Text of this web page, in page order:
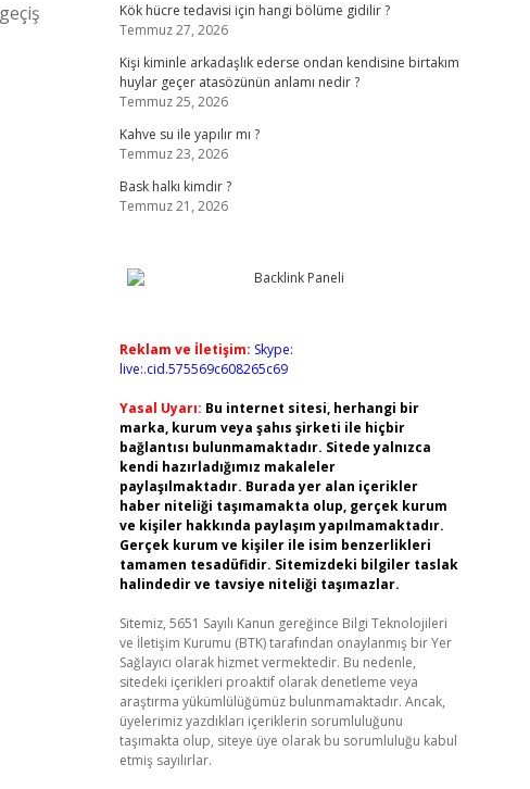
Kök hücre tedavisi için hangi bölüme gidilir ?
Temmuz 27, 2026
Kişi kiminle arkadaşlık ederse ondan kendisine birtakım
huylar geçer atasözünün anlamı nedir ?
Temmuz 25, 2026
Kahve su ile yapılır mı ?
Temmuz 23, 2026
Bask halkı kimdir ?
Temmuz 21, 2026
Reklam ve İletişim: Skype:
live:.cid.575569c608265c69
Yasal Uyarı: Bu internet sitesi, herhangi bir
marka, kurum veya şahıs şirketi ile hiçbir
bağlantısı bulunmamaktadır. Sitede yalnızca
kendi hazırladığımız makaleler
paylaşılmaktadır. Burada yer alan içerikler
haber niteliği taşımamakta olup, gerçek kurum
ve kişiler hakkında paylaşım yapılmamaktadır.
Gerçek kurum ve kişiler ile isim benzerlikleri
tamamen tesadüfidir. Sitemizdeki bilgiler taslak
halindedir ve tavsiye niteliği taşımazlar.
Sitemiz, 5651 Sayılı Kanun gereğince Bilgi Teknolojileri
ve İletişim Kurumu (BTK) tarafından onaylanmış bir Yer
Sağlayıcı olarak hizmet vermektedir. Bu nedenle,
sitedeki içerikleri proaktif olarak denetleme veya
araştırma yükümlülüğümüz bulunmamaktadır. Ancak,
üyelerimiz yazdıkları içeriklerin sorumluluğunu
taşımakta olup, siteye üye olarak bu sorumluluğu kabul
etmiş sayılırlar.